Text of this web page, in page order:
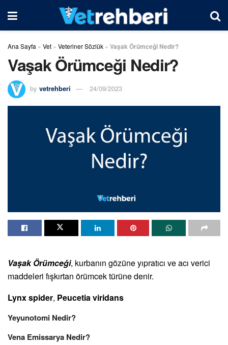
Ana Sayfa » Vet » Veteriner Sözlük » Vaşak Örümceği Nedir?
Vaşak Örümceği Nedir?
by vetrehberi 24/09/2023
Vaşak Örümceği, kurbanın gözüne yıpratıcı ve acı verici
maddeleri fışkırtan örümcek türüne denir.
Lynx spider, Peucetia viridans
Yeyunotomi Nedir?
Vena Emissarya Nedir?